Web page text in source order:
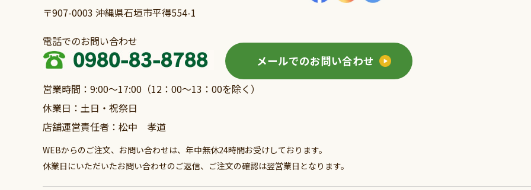
〒907-0003 沖縄県石垣市平得554-1
電話でのお問い合わせ
メールでのお問い合わせ
営業時間：9:00～17:00（12：00～13：00を除く）
休業日：土日・祝祭日
店舗運営責任者：松中 孝道
WEBからのご注文、お問い合わせは、年中無休24時間お受けしております。
休業日にいただいたお問い合わせのご返信、ご注文の確認は翌営業日となります。